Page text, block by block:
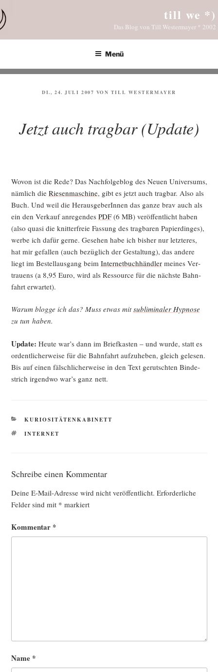
Inhalt
springen
till we *)
Das Blog von Till Westermayer * 2002
Menü
VERÖFFENTLICHT
DI., 24. JULI 2007 VON TILL WESTERMAYER
Jetzt auch tragbar (Update)
Wovon ist die Rede? Das Nach­fol­ge­b­log des Neu­en Uni­ver­sums,
näm­lich die Rie­sen­ma­schi­ne, gibt es jetzt auch trag­bar. Also als
Buch. Und weil die Her­aus­ge­be­rIn­nen das gan­ze brav auch als
ein den Ver­kauf anre­gen­des PDF(6 MB) ver­öf­fent­licht haben
(also qua­si die knit­ter­freie Fas­sung des trag­ba­ren Papier­din­ges),
wer­be ich dafür ger­ne. Gese­hen habe ich bis­her nur letz­te­res,
hat mir gefal­len (auch bezüg­lich der Gestal­tung), das ande­re
liegt im Bestell­aus­gang beim Inter­net­buch­händ­lermei­nes Ver­
trau­ens (a 8,95 Euro, wird als Res­sour­ce für die nächs­te Bahn­
fahrt erwartet).
War­um blog­ge ich das? Muss etwas mitsub­li­mi­na­ler Hyp­no­se
zu tun haben.
Update: Heu­te war’s dann im Brief­kas­ten – und wur­de, statt es
ordent­li­cher­wei­se für die Bahn­fahrt auf­zu­he­ben, gleich gele­sen.
Bis auf einen fälsch­li­cher­wei­se in den Text gerutsch­ten Bin­de­
strich irgend­wo war’s ganz nett.
KATEGORIEN
KURIOSITÄTENKABINETT
SCHLAGWÖRTER
INTERNET
Schreibe einen Kommentar
Deine E-Mail-Adresse wird nicht veröffentlicht. Erforderliche
Felder sind mit * markiert
Kommentar *
Name *